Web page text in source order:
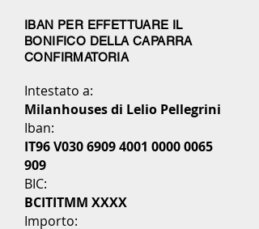
IBAN PER EFFETTUARE IL
BONIFICO DELLA CAPARRA
CONFIRMATORIA
Intestato a:
Milanhouses di Lelio Pellegrini
Iban:
IT96 V0306909 4001 0000 0065
909
BIC:
BCITITMM XXXX
Importo: